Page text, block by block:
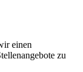
einen
zu